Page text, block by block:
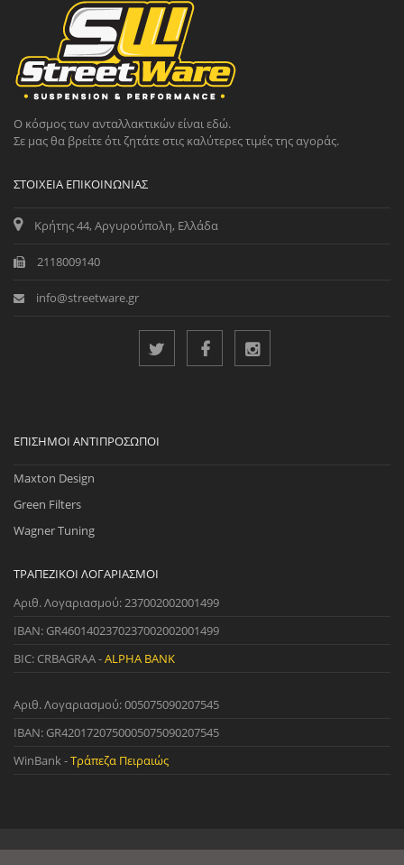
Ο κόσμος των ανταλλακτικών είναι εδώ.
Σε μας θα βρείτε ότι ζητάτε στις καλύτερες τιμές της αγοράς.
ΣΤΟΙΧΕΊΑ ΕΠΙΚΟΙΝΩΝΊΑΣ
Κρήτης 44, Αργυρούπολη, Ελλάδα
2118009140
info@streetware.gr
ΕΠΊΣΗΜΟΙ ΑΝΤΙΠΡΌΣΩΠΟΙ
Maxton Design
Green Filters
Wagner Tuning
ΤΡΑΠΕΖΙΚΟΊ ΛΟΓΑΡΙΑΣΜΟΊ
Αριθ. Λογαριασμού: 237002002001499
IBAN: GR4601402370237002002001499
BIC: CRBAGRAA -ALPHA BANK
Αριθ. Λογαριασμού: 005075090207545
IBAN: GR4201720750005075090207545
WinBank -Τράπεζα Πειραιώς
© 2022 StreetWare. All Rights Reserved. | Designed and Developedby